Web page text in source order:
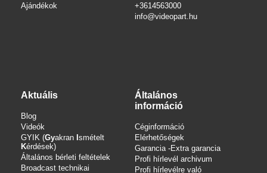
Ajándékok
+3614563000
info@videopart.hu
Aktuális
Blog
Videók
GYIK (Gyakran smételt
Kérdések)
Általános bérleti feltételek
Broadcast technikai
Általános
információ
Céginformáció
Elérhetőségek
Garancia -Extra garancia
Profi hírlevél archivum
Profi hírlevélre való